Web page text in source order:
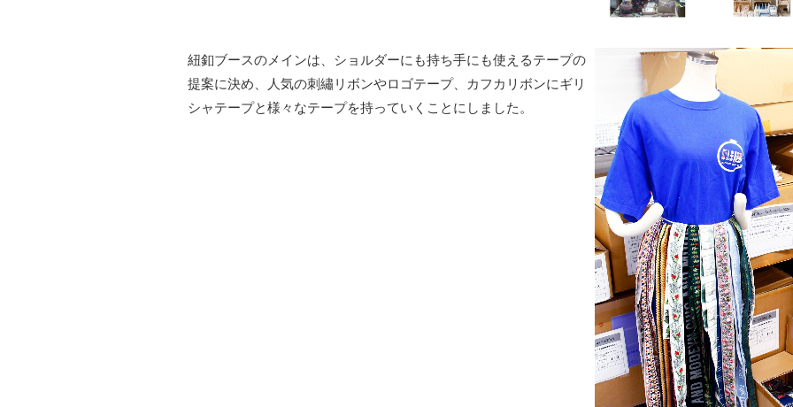
紐釦ブースのメインは、ショルダーにも持ち手にも使えるテープの
提案に決め、人気の刺繡リボンやロゴテープ、カフカリボンにギリ
シャテープと様々なテープを持っていくことにしました。